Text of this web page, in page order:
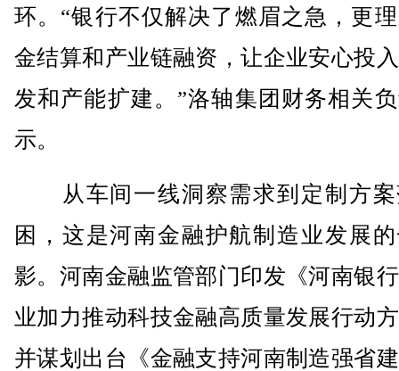
环。“银行不仅解决了燃眉之急，更
金结算和产业链融资，让企业安心投
发和产能扩建。”洛轴集团财务相关
示。
从车间一线洞察需求到定制方案
困，这是河南金融护航制造业发展
影。河南金融监管部门印发《河南银
业加力推动科技金融高质量发展行动
并谋划出台《金融支持河南制造强省